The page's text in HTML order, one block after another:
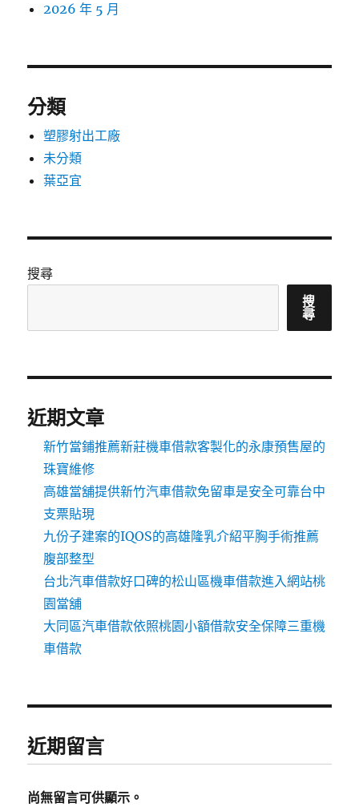
2026 年 5 月
分類
塑膠射出工廠
未分類
葉亞宜
搜尋
搜
尋
近期文章
新竹當鋪推薦新莊機車借款客製化的永康預售屋的
珠寶維修
高雄當舖提供新竹汽車借款免留車是安全可靠台中
支票貼現
九份子建案的IQOS的高雄隆乳介紹平胸手術推薦
腹部整型
台北汽車借款好口碑的松山區機車借款進入網站桃
園當舖
大同區汽車借款依照桃園小額借款安全保障三重機
車借款
近期留言
尚無留言可供顯示。